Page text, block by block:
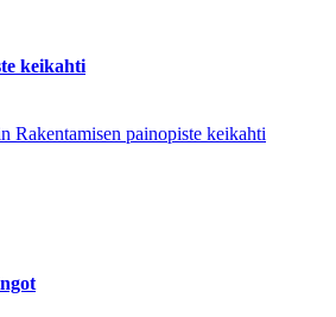
keikahti
Rakentamisen painopiste keikahti